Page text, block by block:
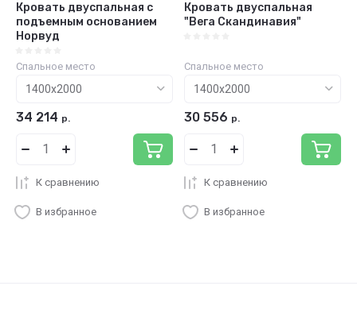
Кровать двуспальная с
подъемным основанием
Норвуд
Спальное место
34 214 р.
К сравнению
В избранное
Кровать двуспальная
"Вега Скандинавия"
Спальное место
30 556 р.
К сравнению
В избранное